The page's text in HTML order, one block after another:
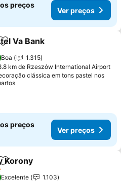
preços
Ver preços
Adicionar aos favoritos
Va Bank
Boa
1.315
km de Rzeszów International Airport
clássica em tons pastel nos
preços
Ver preços
Adicionar aos favoritos
Korony
Excelente
1.103